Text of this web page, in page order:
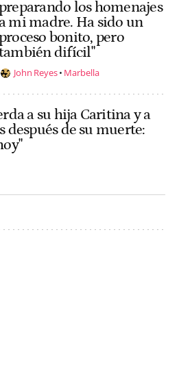
preparando los homenajes
a mi madre. Ha sido un
proceso bonito, pero
difícil"
John Reyes Marbella
a su hija Caritina y a
después de su muerte: